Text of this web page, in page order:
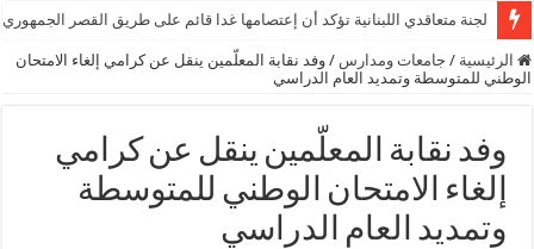
لجنة متعاقدي اللبنانية تؤكد أن إعتصامها غدا قائم على طريق القصر الجمهوري
الرئيسية / جامعات ومدارس / وفد نقابة المعلّمين ينقل عن كرامي إلغاء الامتحان
الوطني للمتوسطة وتمديد العام الدراسي
وفد نقابة المعلّمين ينقل عن كرامي
إلغاء الامتحان الوطني للمتوسطة
وتمديد العام الدراسي